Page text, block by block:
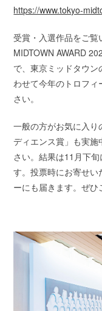
https://www.tokyo-
受賞・入選作品をご覧
MIDTOWN AWARD
で、東京ミッドタウ
わせて今年のトロフ
さい。
一般の方がお気に入
ディエンス賞」も実
さい。結果は11月下
す。投票時にお寄せ
ーにも届きます。ぜひ